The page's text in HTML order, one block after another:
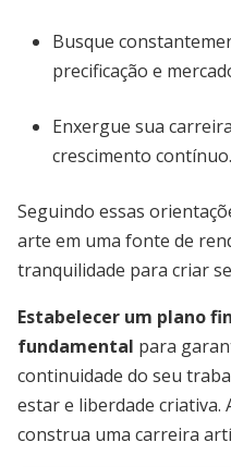
Busque
precificação e
Enxergue sua
crescimento contínuo.
Seguindo essas
arte em uma fonte de
tranquilidade para criar
Estabelecer um plano
fundamental para
continuidade do seu
estar e liberdade criativa.
construa uma carreira